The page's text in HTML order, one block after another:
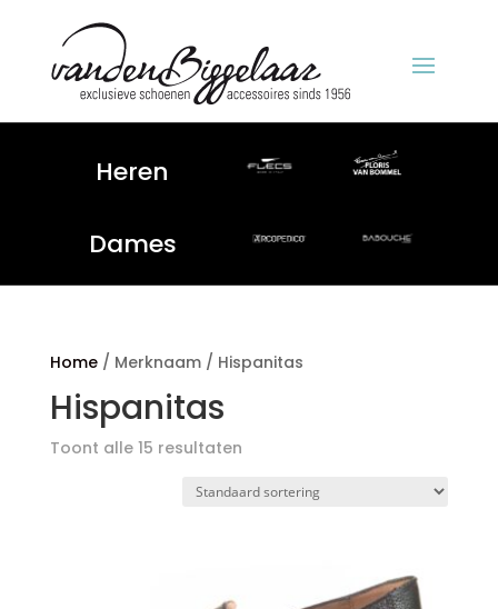
Heren
Dames
Home/ Merknaam / Hispanitas
Hispanitas
Toont alle 15 resultaten